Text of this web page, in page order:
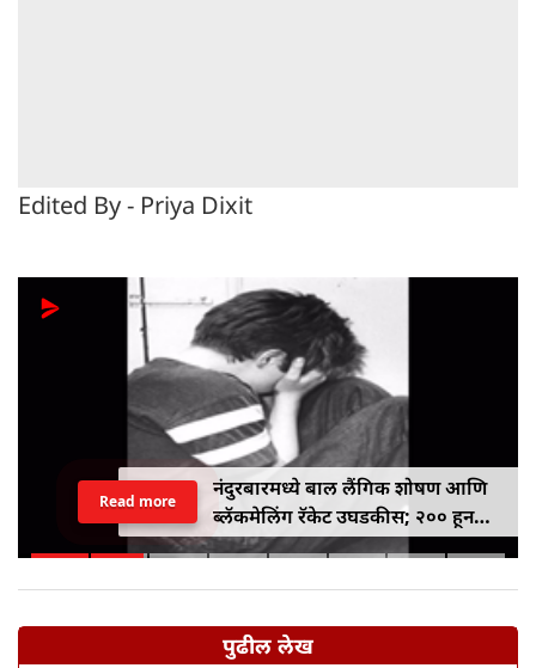
Edited By - Priya Dixit
'वादळापूर्वीची शांतता'; उद्धव ठाकरे
यांचा मोदी सरकारवर जोरदार
हल्लाबोल, म्हणाले-'देशात स्वार्थी वारे
Read more
पुढील लेख